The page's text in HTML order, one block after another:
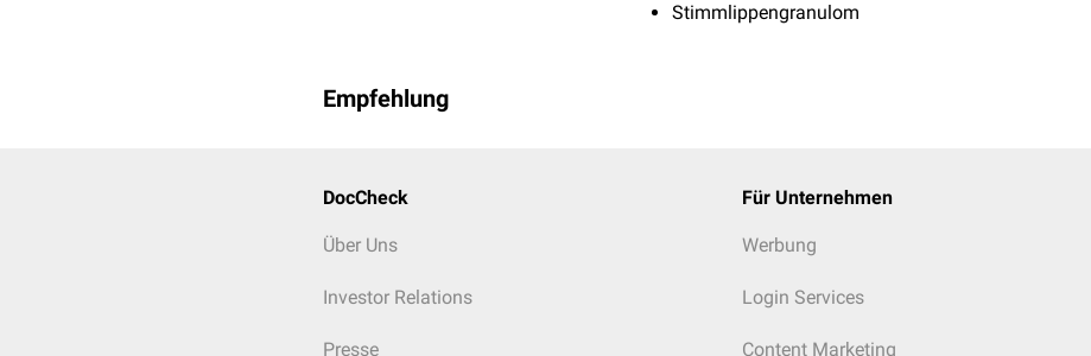
Stimmlippengranulom
Empfehlung
DocCheck
Über Uns
Investor Relations
Presse
Für Unternehmen
Werbung
Login Services
Content Marketing